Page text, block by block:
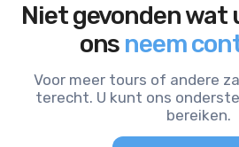
Niet gevonden wat
ons neem
Voor meer tours of andere
terecht. U kunt ons
bereiken.